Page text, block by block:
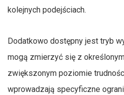
kolejnych podejściach.
Dodatkowo dostępny jest tryb
mogą zmierzyć się z
zwiększonym poziomie
wprowadzają specyficzne